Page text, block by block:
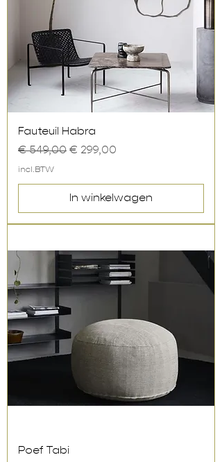
Fauteuil Habra
Normale prijs
€ 549,00 Verkoopprijs
€ 299,00
incl.BTW
In winkelwagen
Poef Tabi